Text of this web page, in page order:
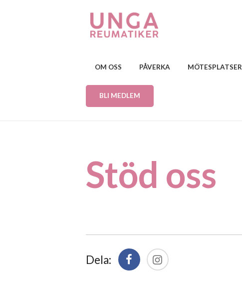
OM OSS PÅVERKA MÖTESPLATSER
BLI MEDLEM
Stöd oss
Dela: